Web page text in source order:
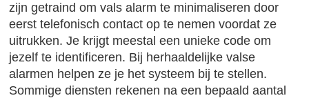
zijn getraind om vals alarm te minimaliseren door
eerst telefonisch contact op te nemen voordat ze
uitrukken. Je krijgt meestal een unieke code om
jezelf te identificeren. Bij herhaaldelijke valse
alarmen helpen ze je het systeem bij te stellen.
Sommige diensten rekenen na een bepaald aantal